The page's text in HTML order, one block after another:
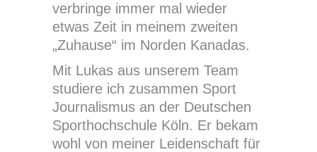
verbringe immer mal wieder
etwas Zeit in meinem zweiten
„Zuhause“ im Norden Kanadas.
Mit Lukas aus unserem Team
studiere ich zusammen Sport
Journalismus an der Deutschen
Sporthochschule Köln. Er bekam
wohl von meiner Leidenschaft für